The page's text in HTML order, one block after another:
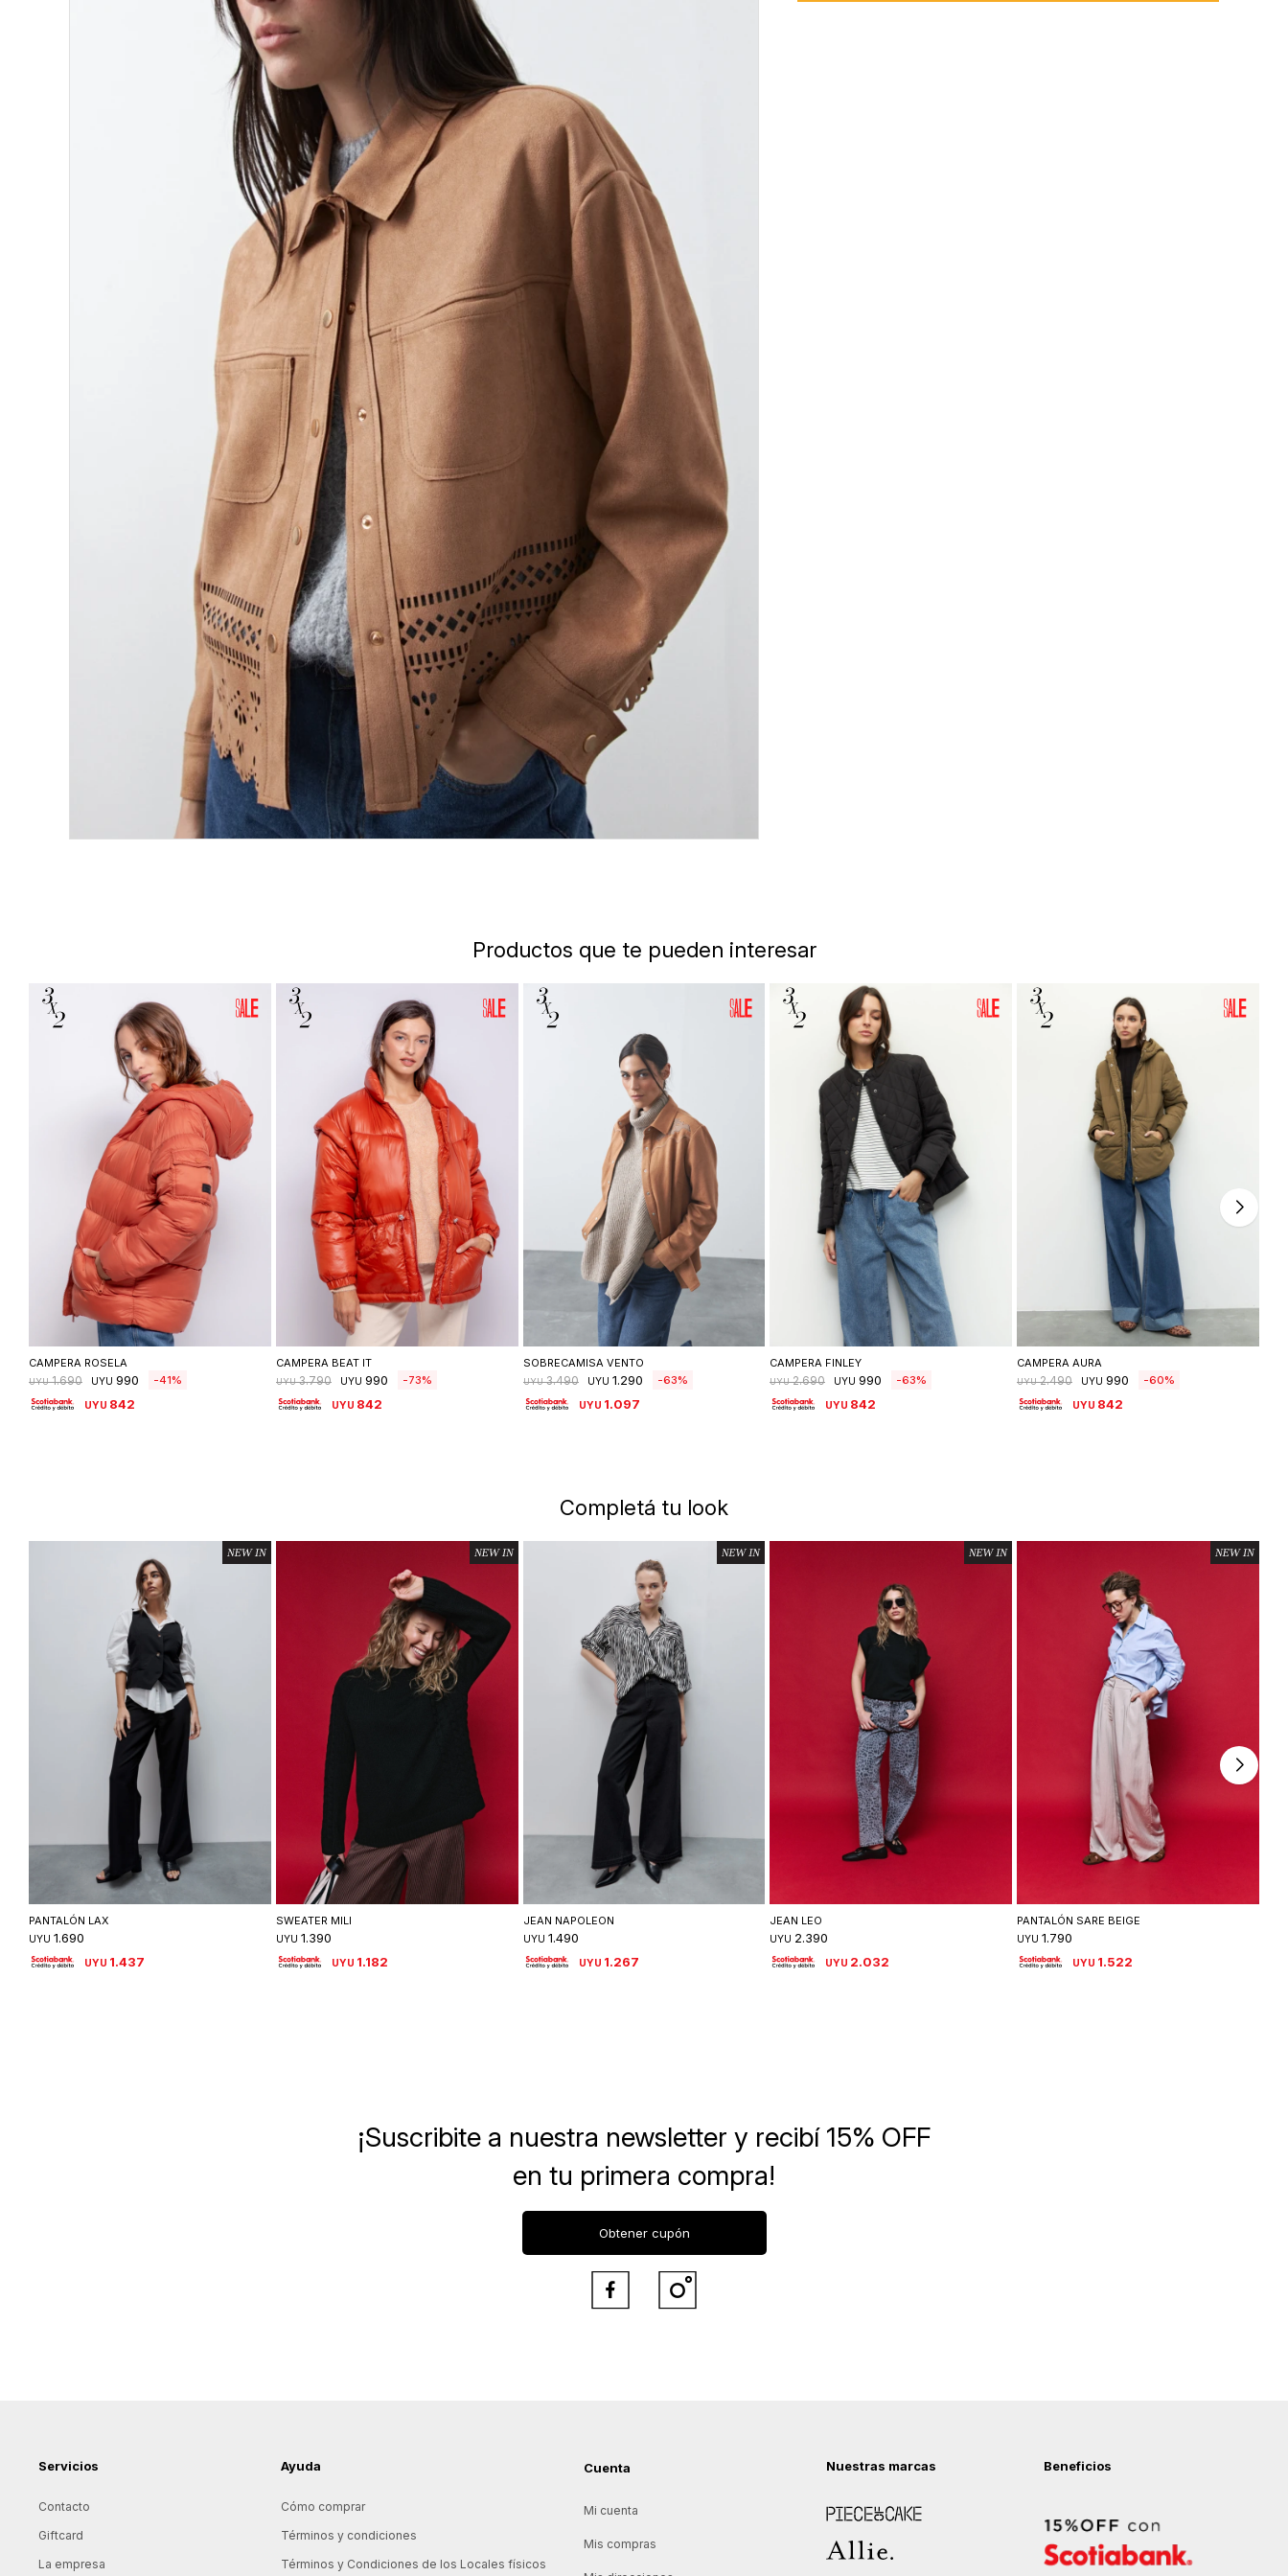
pieza central o abierta sobre camisas y tejidos, funcionando como
Productos que te pueden interesar
Seleccionar talle
CAMPERA ROSELA
UYU 1.690 UYU 990 41
UYU 842
Seleccionar talle
CAMPERA BEAT IT
UYU 3.790 UYU 990 73
UYU 842
Seleccionar talle
SOBRECAMISA VENTO
UYU 3.490 UYU 1.290 63
UYU 1.097
Seleccionar talle
CAMPERA FINLEY
UYU 2.690 UYU 990 63
UYU 842
Seleccionar talle
CAMPERA AURA
UYU 2.490 UYU 990 60
UYU 842
Completá tu look
Seleccionar talle
PANTALÓN LAX
UYU 1.690
UYU 1.437
Seleccionar talle
SWEATER MILI
UYU 1.390
UYU 1.182
Seleccionar talle
JEAN NAPOLEON
UYU 1.490
UYU 1.267
JEAN LEO
UYU 2.390
UYU 2.032
PANTALÓN SARE BEIGE
UYU 1.790
UYU 1.522
Servicios
Contacto
Giftcard
La empresa
Ayuda
Cómo comprar
Términos y condiciones
Términos y Condiciones de los Locales físicos
Cuenta
Mi cuenta
Mis compras
Nuestras marcas
Piece of Cake
Allie
Beneficios
¡Suscribite a nuestra newsletter y recibí 15% OFF
en tu primera compra!
Obtener cupón
 